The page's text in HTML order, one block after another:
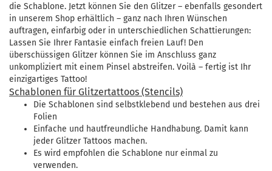
die Schablone. Jetzt können Sie den Glitzer – ebenfalls gesondert
in unserem Shop erhältlich – ganz nach Ihren Wünschen
auftragen, einfarbig oder in unterschiedlichen Schattierungen:
Lassen Sie Ihrer Fantasie einfach freien Lauf! Den
überschüssigen Glitzer können Sie im Anschluss ganz
unkompliziert mit einem Pinsel abstreifen. Voilà – fertig ist Ihr
einzigartiges Tattoo!
Schablonen für Glitzertattoos (Stencils)
Die Schablonen sind selbstklebend und bestehen aus drei
Folien
Einfache und hautfreundliche Handhabung. Damit kann
jeder Glitzer Tattoos machen.
Es wird empfohlen die Schablone nur einmal zu
verwenden.